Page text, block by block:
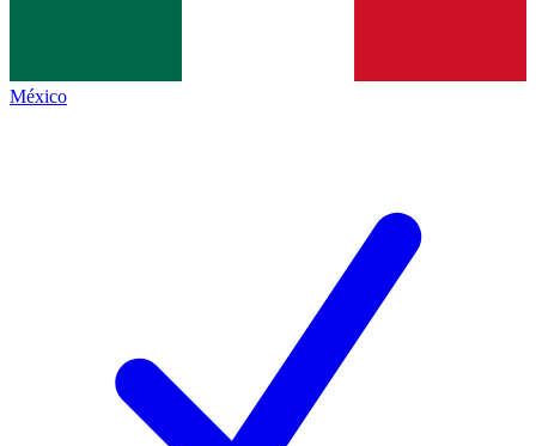
México